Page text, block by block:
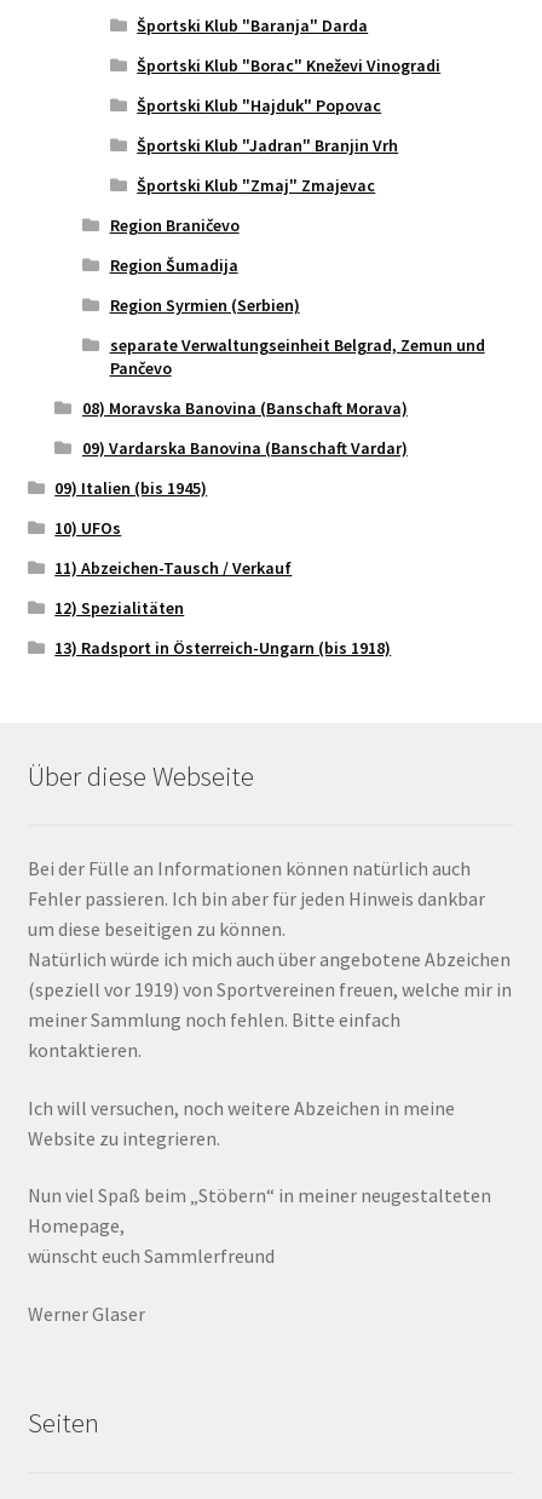
Športski Klub "Baranja" Darda
Športski Klub "Borac" Kneževi Vinogradi
Športski Klub "Hajduk" Popovac
Športski Klub "Jadran" Branjin Vrh
Športski Klub "Zmaj" Zmajevac
Region Braničevo
Region Šumadija
Region Syrmien (Serbien)
separate Verwaltungseinheit Belgrad, Zemun und
Pančevo
08) Moravska Banovina (Banschaft Morava)
09) Vardarska Banovina (Banschaft Vardar)
09) Italien (bis 1945)
10) UFOs
11) Abzeichen-Tausch / Verkauf
12) Spezialitäten
13) Radsport in Österreich-Ungarn (bis 1918)
Über diese Webseite
Bei der Fülle an Informationen können natürlich auch
Fehler passieren. Ich bin aber für jeden Hinweis dankbar
um diese beseitigen zu können.
Natürlich würde ich mich auch über angebotene Abzeichen
(speziell vor 1919) von Sportvereinen freuen, welche mir in
meiner Sammlung noch fehlen. Bitte einfach
kontaktieren.
Ich will versuchen, noch weitere Abzeichen in meine
Website zu integrieren.
Nun viel Spaß beim „Stöbern“ in meiner neugestalteten
Homepage,
wünscht euch Sammlerfreund
Werner Glaser
Seiten